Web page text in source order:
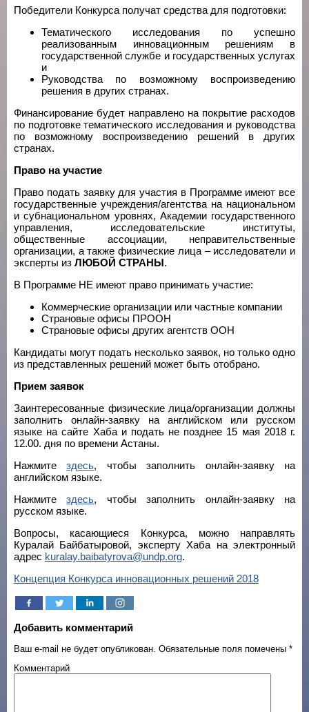
Победители Конкурса получат средства для подготовки:
Тематического исследования по успешно
реализованным инновационным решениям в
государственной службе и государственных услугах
и
Руководства по возможному воспроизведению
решения в других странах.
Финансирование будет направлено на покрытие расходов
по подготовке тематического исследования и руководства
по возможному воспроизведению решений в других
странах.
Право на участие
Право подать заявку для участия в Программе имеют все
государственные учреждения/агентства на национальном
и субнациональном уровнях, Академии государственного
управления, исследовательские институты,
общественные ассоциации, неправительственные
организации, а также физические лица – исследователи и
эксперты из ЛЮБОЙ СТРАНЫ.
В Программе НЕ имеют право принимать участие:
Коммерческие организации или частные компании
Страновые офисы ПРООН
Страновые офисы других агентств ООН
Кандидаты могут подать несколько заявок, но только одно
из представленных решений может быть отобрано.
Прием заявок
Заинтересованные физические лица/организации должны
заполнить онлайн-заявку на английском или русском
языке на сайте Хаба и подать не позднее 15 мая 2018 г.
12.00. дня по времени Астаны.
Нажмитездесь, чтобы заполнить онлайн-заявку на
английском языке.
Нажмитездесь, чтобы заполнить онлайн-заявку на
русском языке.
Вопросы, касающиеся Конкурса, можно направлять
Куралай Байбатыровой, эксперту Хаба на электронный
адрес kuralay.baibatyrova@undp.org.
Концепция Конкурса инновационных решений 2018
Добавить комментарий
Ваш e-mail не будет опубликован. Обязательные поля помечены *
Комментарий